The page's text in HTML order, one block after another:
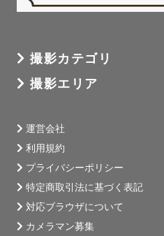
予定が「×」「△」の日程でも
※過去に無料撮影で同じシーン
をいただいたことがございま
撮影カテゴリ
撮影エリア
運営会社
利用規約
プライバシーポリシー
特定商取引法に基づく表記
対応ブラウザについて
カメラマン募集